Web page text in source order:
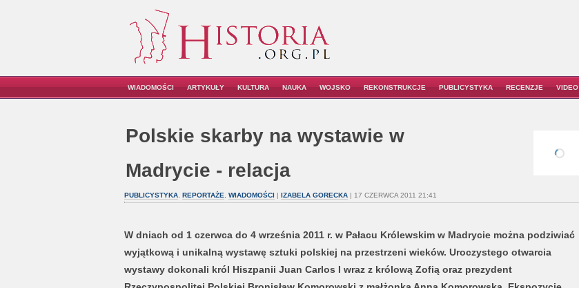
WIADOMOŚCI ARTYKUŁY KULTURA NAUKA WOJSKO REKONSTRUKCJE PUBLICYSTYKA RECENZJE VIDEO
Polskie skarby na wystawie w
Madrycie - relacja
PUBLICYSTYKA, REPORTAŻE WIADOMOŚCI| IZABELA GORECKA| 17 CZERWCA 2011 21:41
W dniach od 1 czerwca do 4 września 2011 r. w Pałacu Królewskim w Madrycie można podziwiać
wyjątkową i unikalną wystawę sztuki polskiej na przestrzeni wieków. Uroczystego otwarcia
wystawy dokonali król Hiszpanii Juan Carlos I wraz z królową Zofią oraz prezydent